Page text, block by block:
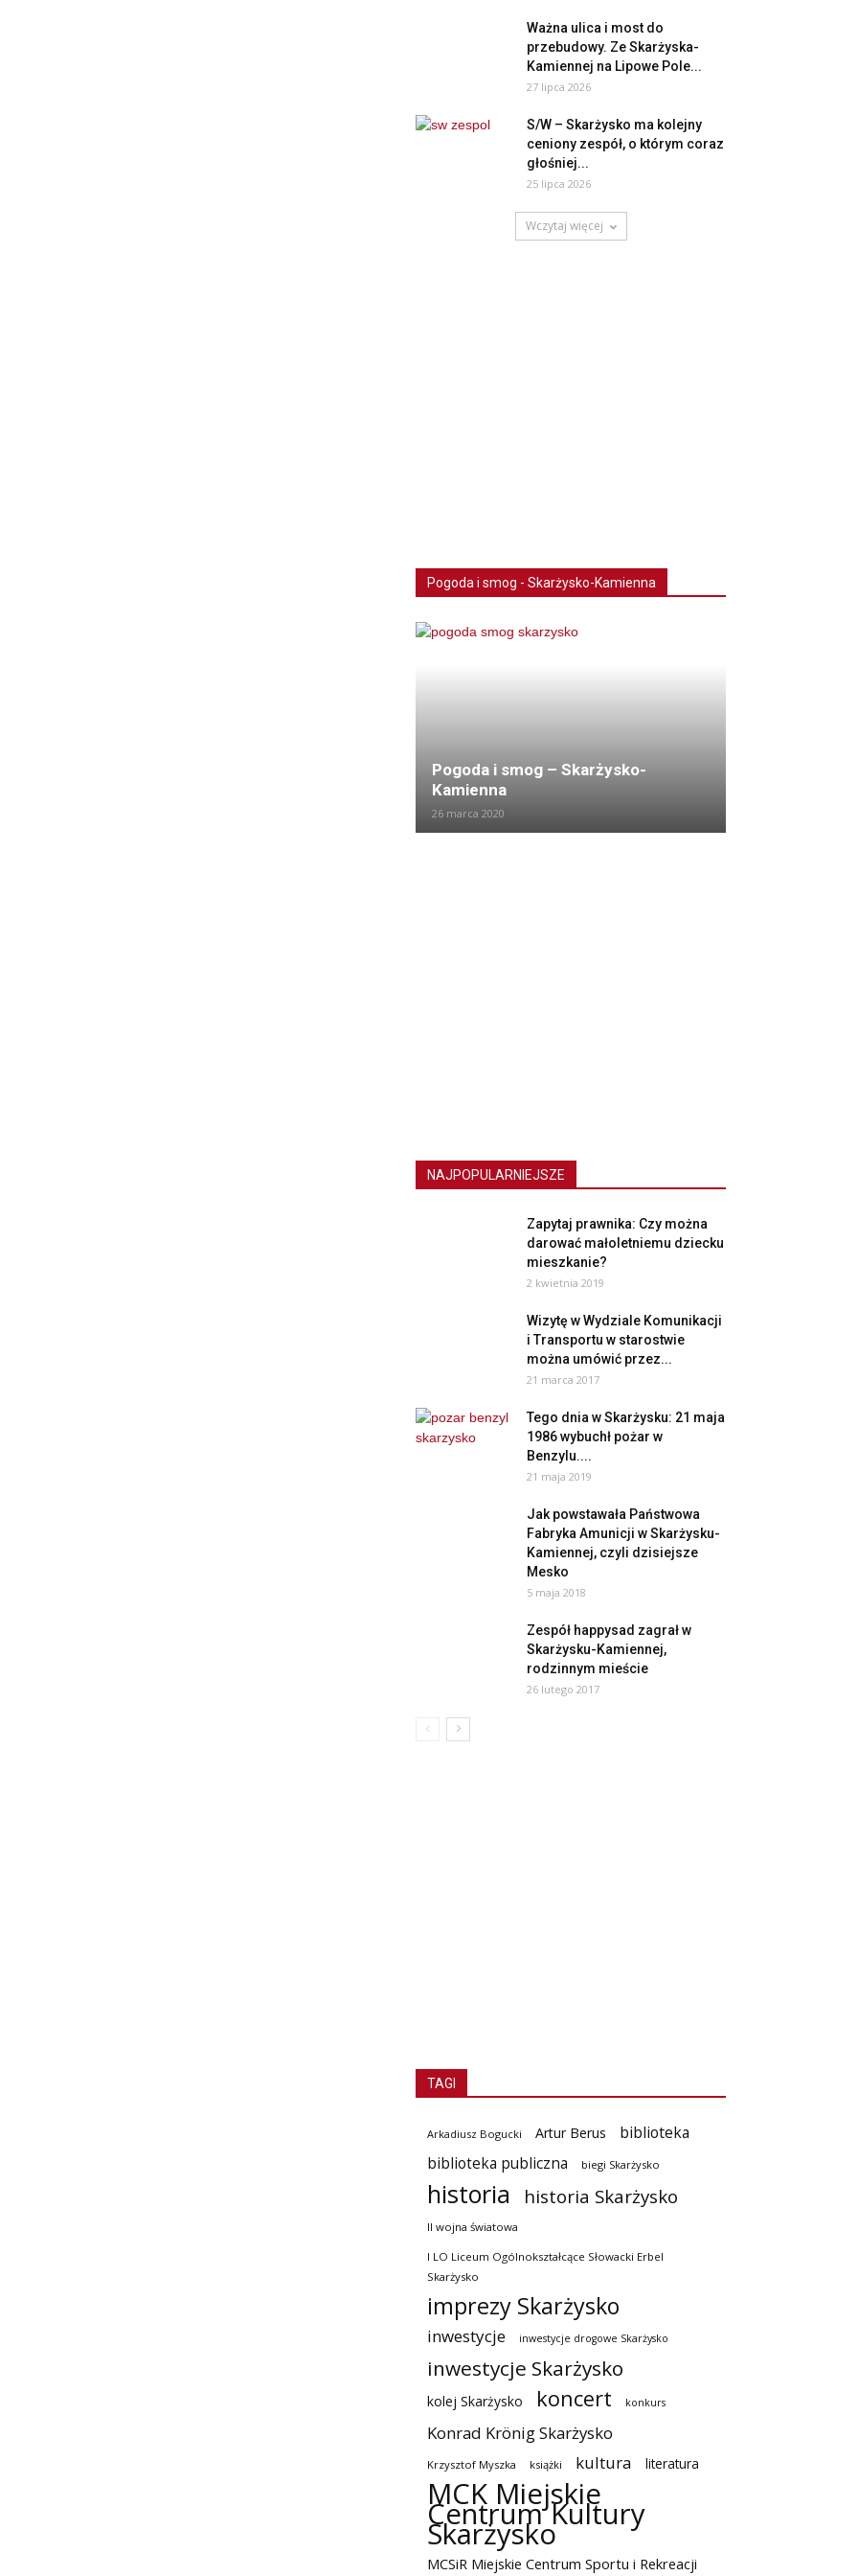
Ważna ulica i most do
przebudowy. Ze Skarżyska-
Kamiennej na Lipowe Pole...
27 lipca 2026
S/W – Skarżysko ma kolejny
ceniony zespół, o którym coraz
głośniej...
25 lipca 2026
Wczytaj więcej
Pogoda i smog - Skarżysko-Kamienna
Pogoda i smog – Skarżysko-
Kamienna
26 marca 2020
NAJPOPULARNIEJSZE
Zapytaj prawnika: Czy można
darować małoletniemu dziecku
mieszkanie?
2 kwietnia 2019
Wizytę w Wydziale Komunikacji
i Transportu w starostwie
można umówić przez...
21 marca 2017
Tego dnia w Skarżysku: 21 maja
1986 wybuchł pożar w
Benzylu....
21 maja 2019
Jak powstawała Państwowa
Fabryka Amunicji w Skarżysku-
Kamiennej, czyli dzisiejsze
Mesko
5 maja 2018
Zespół happysad zagrał w
Skarżysku-Kamiennej,
rodzinnym mieście
26 lutego 2017
TAGI
Arkadiusz Bogucki Artur Berus
biblioteka
biblioteka publiczna
biegi Skarżysko
historia historia Skarżysko
II wojna światowa
I LO Liceum Ogólnokształcące Słowacki Erbel
Skarżysko
imprezy Skarżysko
inwestycje inwestycje drogowe Skarżysko
inwestycje Skarżysko
kolej Skarżysko koncert konkurs
Konrad Krönig Skarżysko
Krzysztof Myszka książki kultura literatura
MCK Miejskie
Centrum Kultury
Skarżysko
MCSiR Miejskie Centrum Sportu i Rekreacji